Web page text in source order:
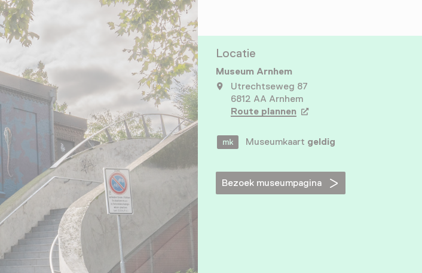
Locatie
Museum Arnhem
Utrechtseweg 87
6812 AA Arnhem
Route plannen Opent in een nieuw tabblad
Museumkaart geldig
Bezoek museumpagina